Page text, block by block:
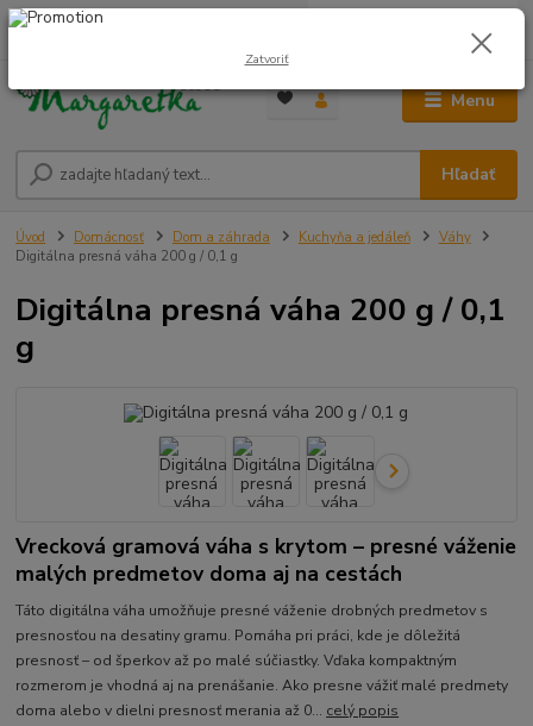
Menu
Hľadať
0948 236 042
0,00 €
Úvod Domácnosť Dom a záhrada Kuchyňa a jedáleň
Váhy
Digitálna presná váha 200 g / 0,1 g
Digitálna presná váha 200 g / 0,1
g
Vrecková gramová váha s krytom – presné váženie
malých predmetov doma aj na cestách
Táto digitálna váha umožňuje presné váženie drobných predmetov s
presnosťou na desatiny gramu. Pomáha pri práci, kde je dôležitá
presnosť – od šperkov až po malé súčiastky. Vďaka kompaktným
rozmerom je vhodná aj na prenášanie. Ako presne vážiť malé predmety
doma alebo v dielni presnosť merania až 0... celý popis
Zatvoriť